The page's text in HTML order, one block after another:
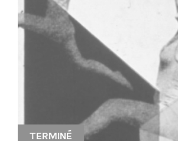
TERMINÉ